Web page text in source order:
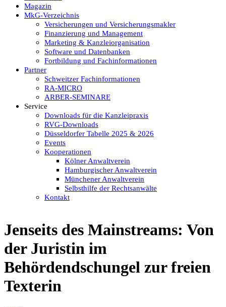
Magazin
MkG-Verzeichnis
Versicherungen und Versicherungsmakler
Finanzierung und Management
Marketing & Kanzleiorganisation
Software und Datenbanken
Fortbildung und Fachinformationen
Partner
Schweitzer Fachinformationen
RA-MICRO
ARBER-SEMINARE
Service
Downloads für die Kanzleipraxis
RVG-Downloads
Düsseldorfer Tabelle 2025 & 2026
Events
Kooperationen
Kölner Anwaltverein
Hamburgischer Anwaltverein
Münchener Anwaltverein
Selbsthilfe der Rechtsanwälte
Kontakt
Jenseits des Mainstreams: Von
der Juristin im
Behördendschungel zur freien
Texterin